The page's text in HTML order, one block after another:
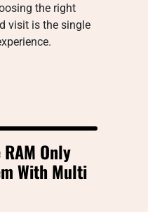
the right
visit is the single
Only
With Multi